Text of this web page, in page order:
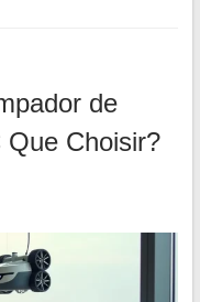
de
Que Choisir?